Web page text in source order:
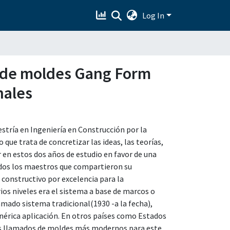
Log In
moldes Gang Form
en Ingeniería en Construcción por la
que trata de concretizar las ideas, las teorías,
estos dos años de estudio en favor de una
los maestros que compartieron su
por excelencia para la
niveles era el sistema a base de marcos o
sistema tradicional(1930 -a la fecha),
aplicación. En otros países como Estados
de moldes más modernos para este